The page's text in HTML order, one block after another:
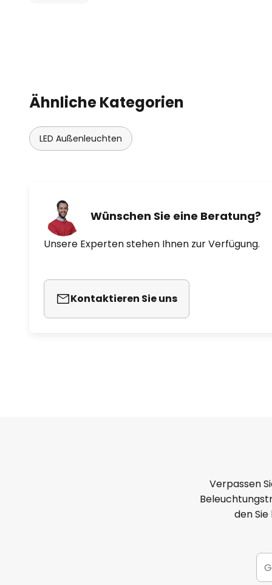
- extern Phasen-dimmbar
- mit Montageplatte zum
enthalten)
Ähnliche Kategorien
LED Außenleuchten
Wünschen Sie eine Beratung?
Unsere Experten stehen Ihnen zur Verfügung.
Kontaktieren Sie uns
Verpassen
den